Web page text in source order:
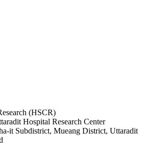
(HSCR)
Hospital Research Center
it Subdistrict, Mueang District, Uttaradit